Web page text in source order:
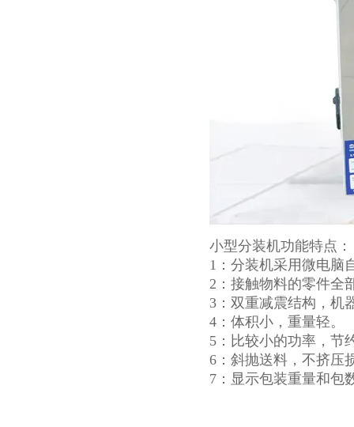
小型分装机功能特点：
1：分装机采用微电脑
2：接触物料的零件全
3：双重减震结构，机
4：体积小，重量轻。
5：比较小的功率，节
6：斜抛送料，不挤压
7：显示包装重量和包